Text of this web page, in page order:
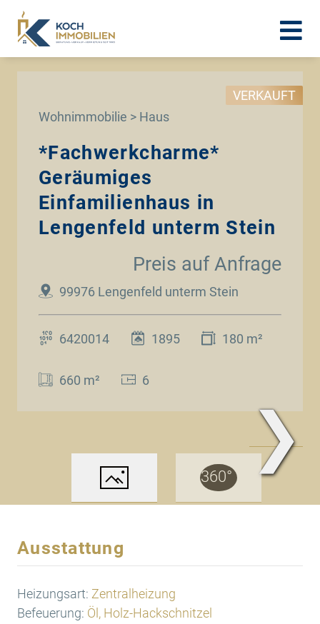
Wohnimmobilie > Haus
VERKAUFT
*Fachwerkcharme*
Geräumiges
Einfamilienhaus in
Lengenfeld unterm Stein
99976 Lengenfeld unterm Stein
Preis auf Anfrage
6420014 1895 180 m²
660 m² 6
❯
Ausstattung
Heizungsart: Zentralheizung
Befeuerung: Öl, Holz-Hackschnitzel